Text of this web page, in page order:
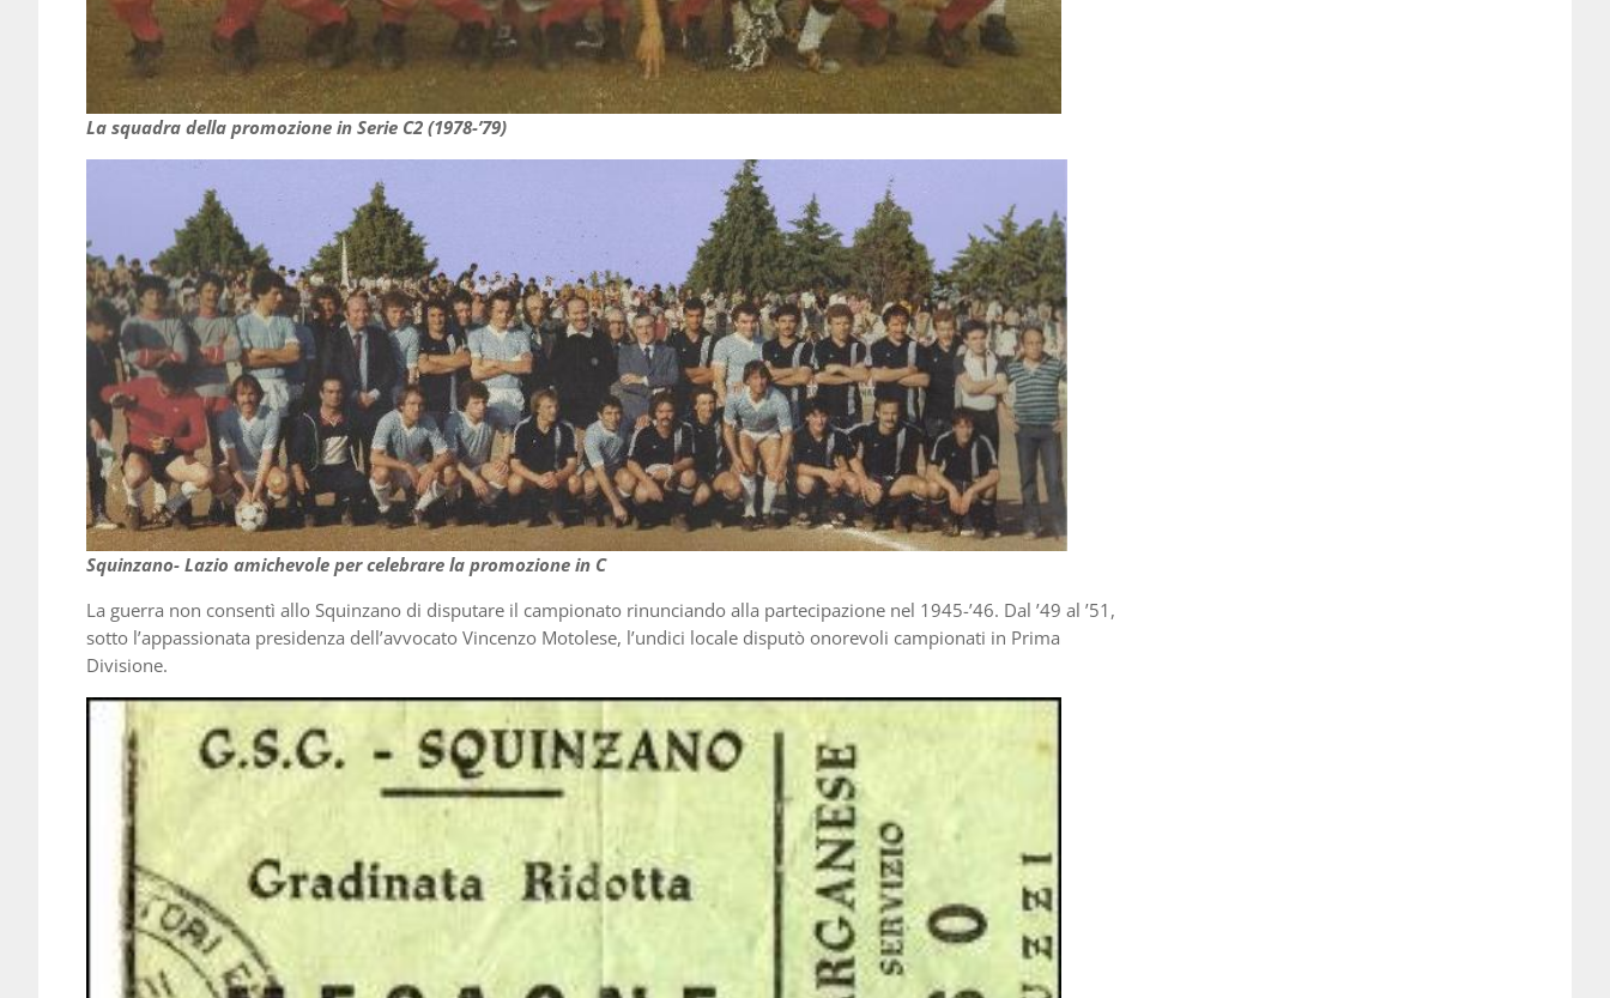
La squadra della promozione in Serie C2 (1978-’79)
Squinzano- Lazio amichevole per celebrare la promozione in C
La guerra non consentì allo Squinzano di disputare il campionato rinunciando alla partecipazione nel 1945-’46. Dal ’49 al ’51,
sotto l’appassionata presidenza dell’avvocato Vincenzo Motolese, l’undici locale disputò onorevoli campionati in Prima
Divisione.